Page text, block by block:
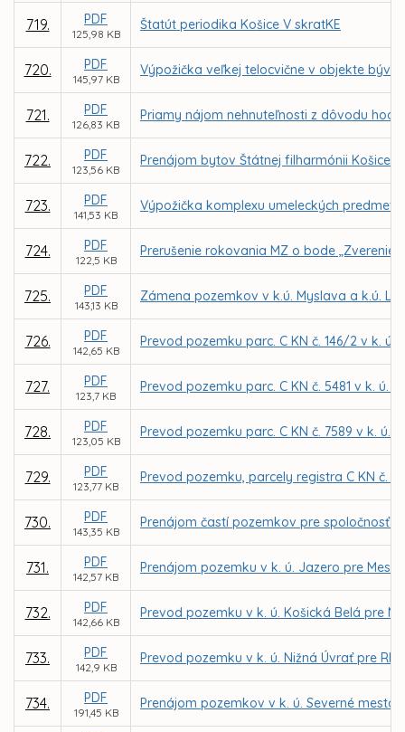
719. PDF
125,98 KB
Štatút periodika Košice V skratKE
720. PDF
145,97 KB
Výpožička veľkej telocvične v objekte
721. PDF
126,83 KB
Priamy nájom nehnuteľnosti z dôvodu
722. PDF
123,56 KB
Prenájom bytov Štátnej filharmónii Košice
723. PDF
141,53 KB
Výpožička komplexu umeleckých
724. PDF
122,5 KB
Prerušenie rokovania MZ o bode
725. PDF
143,13 KB
Zámena pozemkov v k.ú. Myslava a k.ú.
726. PDF
142,65 KB
Prevod pozemku parc. C KN č. 146/2 v k.
727. PDF
123,7 KB
Prevod pozemku parc. C KN č. 5481 v k.
728. PDF
123,05 KB
Prevod pozemku parc. C KN č. 7589 v k.
729. PDF
123,77 KB
Prevod pozemku, parcely registra C KN č.
730. PDF
143,35 KB
Prenájom častí pozemkov pre spoločnosť
731. PDF
142,57 KB
Prenájom pozemku v k. ú. Jazero pre
732. PDF
142,66 KB
Prevod pozemku v k. ú. Košická Belá pre
733. PDF
142,9 KB
Prevod pozemku v k. ú. Nižná Úvrať pre
734. PDF
191,45 KB
Prenájom pozemkov v k. ú. Severné